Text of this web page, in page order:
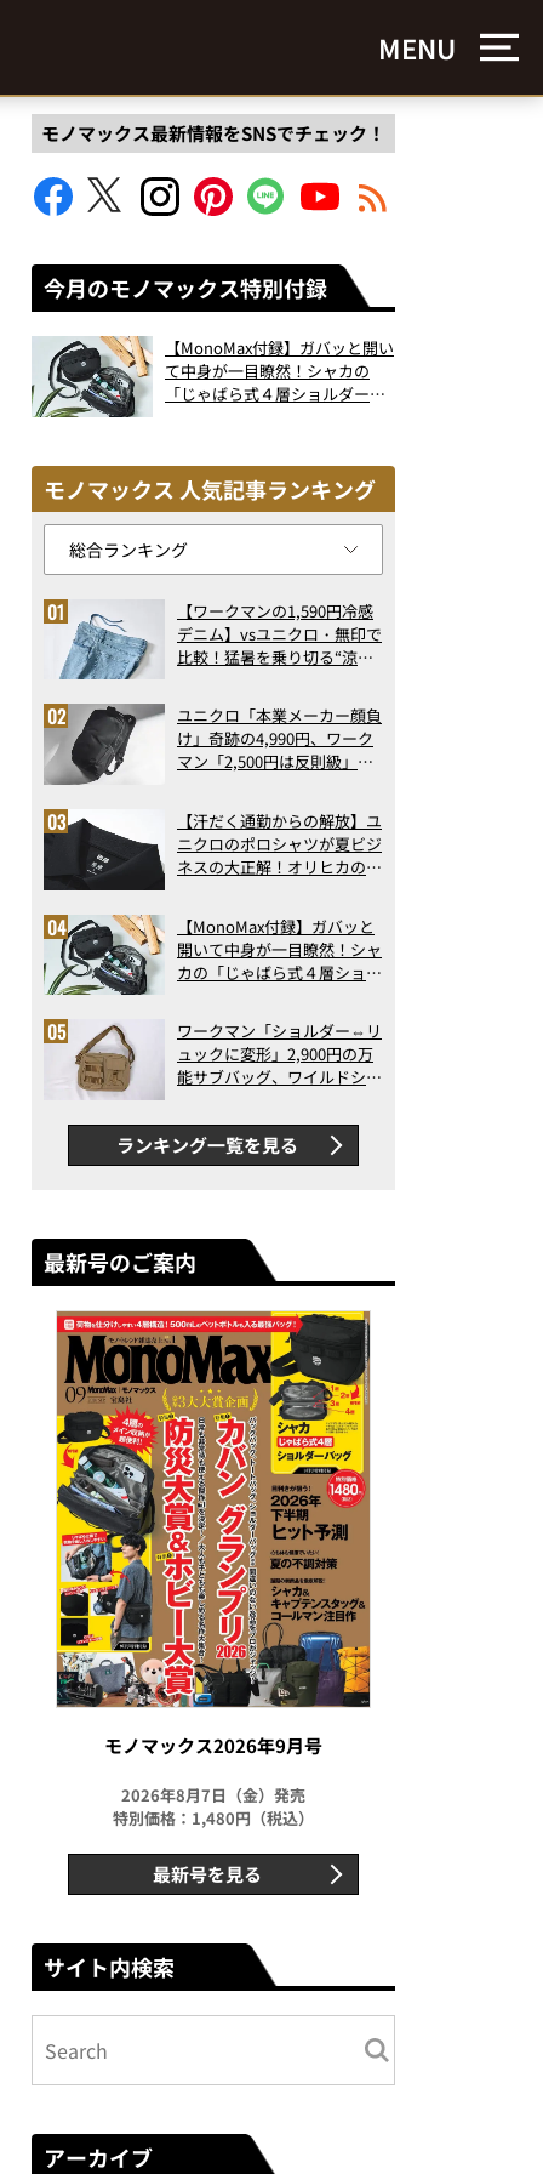
MENU
モノマックス最新情報をSNSでチェック！
今月のモノマックス特別付録
【MonoMax付録】ガバッと開い
て中身が一目瞭然！シャカの
「じゃばら式４層ショルダーバ
モノマックス 人気記事ランキング
【ワークマンの1,590円冷感
デニム】vsユニクロ・無印で
比較！猛暑を乗り切る“涼感
で決定版
ユニクロ「本業メーカー顔負
け」奇跡の4,990円、ワーク
マン「2,500円は反則級」凄
ト3】（2026年6月版）
【汗だく通勤からの解放】ユ
ニクロのポロシャツが夏ビジ
ネスの大正解！オリヒカの透
アの実力
【MonoMax付録】ガバッと
開いて中身が一目瞭然！シャ
カの「じゃばら式４層ショル
った！
ワークマン「ショルダー⇔リ
ュックに変形」2,900円の万
能サブバッグ、ワイルドシン
録…ほか【休日バッグの人気
記事ランキングベスト3】
（2026年6月版）
ランキング一覧を見る
最新号のご案内
モノマックス2026年9月号
2026年8月7日（金）発売
特別価格：1,480円（税込）
最新号を見る
サイト内検索
アーカイブ